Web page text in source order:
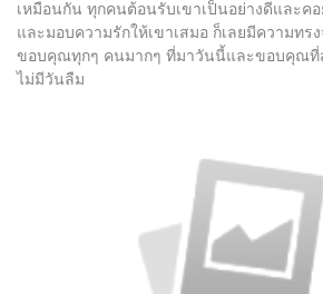
เหมือนกัน ทุกคนต้อนรับเขาเป็นอย่างดีและคอ
และมอบความรักให้เขาเสมอ ก็เลยมีความทร
ขอบคุณทุกๆ คนมากๆ ที่มาวันนี้และขอบคุณที่
ไม่มีวันลืม